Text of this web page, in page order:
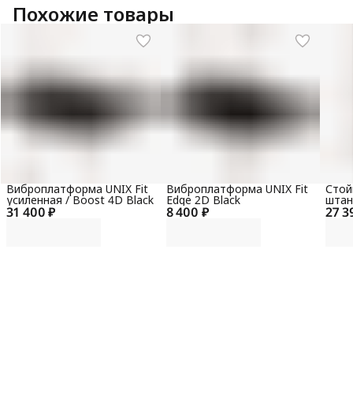
Похожие товары
31 400 ₽
Виброплатформа UNIX Fit
усиленная / Boost 4D Black
8 400 ₽
Виброплатформа UNIX Fit
Edge 2D Black
27
PRO